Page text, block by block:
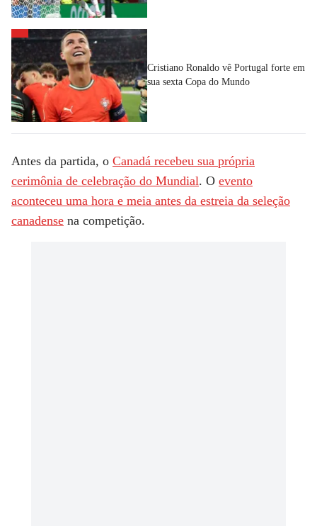
Cristiano Ronaldo vê Portugal forte em
sua sexta Copa do Mundo
Antes da partida, o Canadá recebeu sua própria
cerimônia de celebração do Mundial. O evento
aconteceu uma hora e meia antes da estreia da seleção
canadense na competição.